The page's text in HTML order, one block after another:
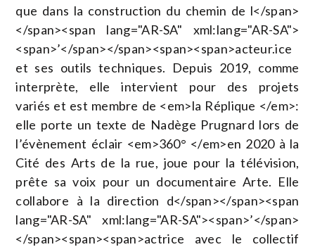
que dans la construction du chemin de l</span>
</span><span lang="AR-SA" xml:lang="AR-SA">
<span>’</span></span><span><span>acteur.ice
et ses outils techniques. Depuis 2019, comme
interprète, elle intervient pour des projets
variés et est membre de <em>la Réplique </em>:
elle porte un texte de Nadège Prugnard lors de
l’évènement éclair <em>360° </em>en 2020 à la
Cité des Arts de la rue, joue pour la télévision,
prête sa voix pour un documentaire Arte. Elle
collabore à la direction d</span></span><span
lang="AR-SA" xml:lang="AR-SA"><span>’</span>
</span><span><span>actrice avec le collectif